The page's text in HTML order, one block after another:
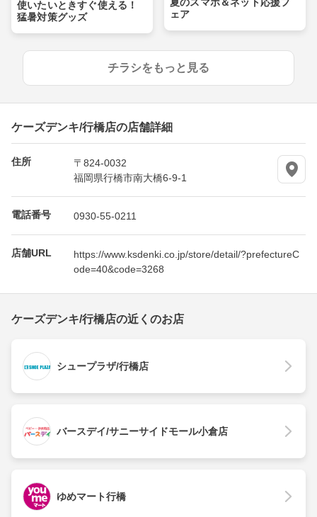
使いたいときすぐ使える！
猛暑対策グッズ
ェア
チラシをもっと見る
ケーズデンキ/行橋店の店舗詳細
住所
〒824-0032
福岡県行橋市南大橋6-9-1
電話番号 0930-55-0211
店舗URL
https://www.ksdenki.co.jp/store/detail/?prefectureC
ode=40&code=3268
ケーズデンキ/行橋店の近くのお店
シュープラザ/行橋店
バースデイ/サニーサイドモール小倉店
ゆめマート行橋